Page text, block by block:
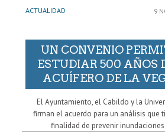
ACTUALIDAD 9
UN CONVENIO
ESTUDIAR 500 AÑOS
ACUÍFERO DE LA
El Ayuntamiento, el Cabildo y la
firman el acuerdo para un análisis que
finalidad de prevenir